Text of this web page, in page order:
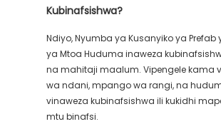
Kubinafsishwa?
Ndiyo, Nyumba ya Kusanyiko ya Prefab
ya Mtoa Huduma inaweza
na mahitaji maalum. Vipengele kama
wa ndani, mpango wa rangi, na
vinaweza kubinafsishwa ili kukidhi
mtu binafsi.